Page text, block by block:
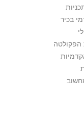
בכיר
הפקולטה